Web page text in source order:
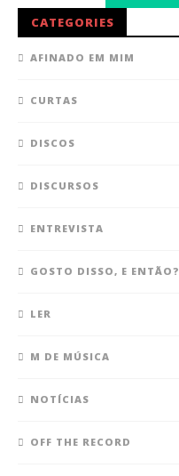
CATEGORIES
AFINADO EM MIM
CURTAS
DISCOS
DISCURSOS
ENTREVISTA
GOSTO DISSO, E ENTÃO?
LER
M DE MÚSICA
NOTÍCIAS
OFF THE RECORD